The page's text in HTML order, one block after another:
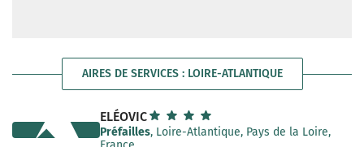
AIRES DE SERVICES : LOIRE-ATLANTIQUE
ELÉOVIC
Préfailles, Loire-Atlantique, Pays de la Loire,